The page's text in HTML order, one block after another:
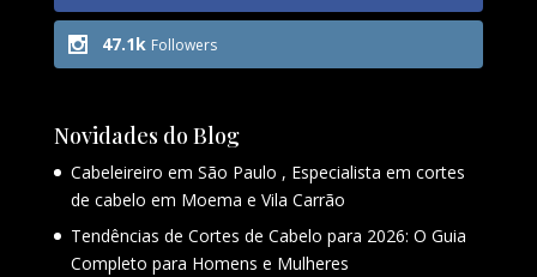
47.1k Followers
Novidades do Blog
Cabeleireiro em São Paulo , Especialista em cortes
de cabelo em Moema e Vila Carrão
Tendências de Cortes de Cabelo para 2026: O Guia
Completo para Homens e Mulheres